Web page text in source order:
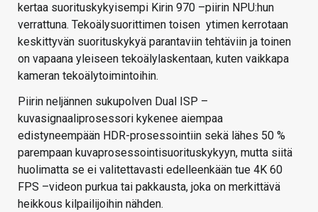
kertaa suorituskykyisempi Kirin 970 –piirin NPU:hun
verrattuna. Tekoälysuorittimen toisen ytimen kerrotaan
keskittyvän suorituskykyä parantaviin tehtäviin ja toinen
on vapaana yleiseen tekoälylaskentaan, kuten vaikkapa
kameran tekoälytoimintoihin.
Piirin neljännen sukupolven Dual ISP –
kuvasignaaliprosessori kykenee aiempaa
edistyneempään HDR-prosessointiin sekä lähes 50 %
parempaan kuvaprosessointisuorituskykyyn, mutta siitä
huolimatta se ei valitettavasti edelleenkään tue 4K 60
FPS –videon purkua tai pakkausta, joka on merkittävä
heikkous kilpailijoihin nähden.